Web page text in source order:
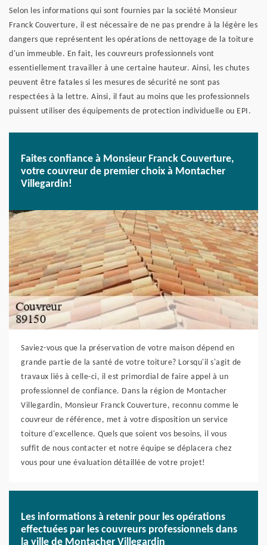
Selon les informations qui sont fournies par la société Monsieur
Franck Couverture, il est nécessaire de ne pas prendre à la légère les
dangers que représentent les opérations de nettoyage de la toiture
d'un immeuble. En fait, les couvreurs professionnels vont
essentiellement travailler à une certaine hauteur. Ainsi, les chutes
peuvent être fatales si les mesures de sécurité ne sont pas
respectées à la lettre. Ainsi, il faut au moins que les professionnels
puissent utiliser des équipements de protection individuelle ou EPI.
Faites confiance à Monsieur Franck Couverture,
votre couvreur de premier choix à Montacher
Villegardin!
Saviez-vous que la préservation de votre maison dépend en
grande partie de la santé de votre toiture? Lorsqu'il s'agit de
travaux liés à celle-ci, il est primordial de faire appel à un
professionnel de confiance. Dans la région de Montacher
Villegardin, Monsieur Franck Couverture, reconnu comme le
couvreur de référence, met à votre disposition un service
toiture d'excellence. Quels que soient vos besoins, il vous
suffit de nous contacter et notre équipe se déplacera chez
vous pour une évaluation détaillée de votre projet!
Les informations à retenir pour les opérations
effectuées par les couvreurs professionnels dans
la ville de Montacher Villegardin